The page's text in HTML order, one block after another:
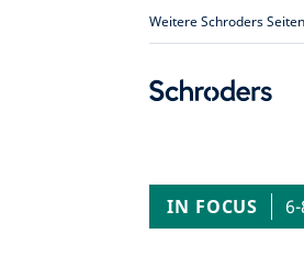
Weitere Schroders Seiten
IN FOCUS